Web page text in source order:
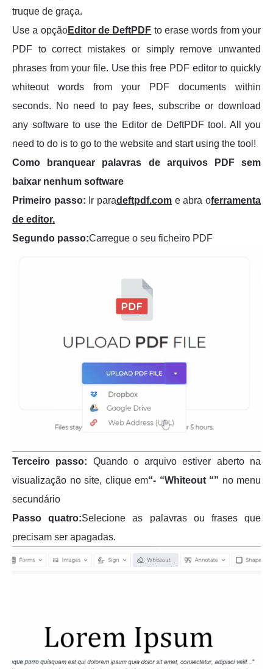
truque de graça.
Use a opçãoEditor de DeftPDF to erase words from your
PDF to correct mistakes or simply remove unwanted
phrases from your file. Use this free PDF editor to quickly
whiteout words from your PDF documents within
seconds. No need to pay fees, subscribe or download
any software to use the Editor de DeftPDF tool. All you
need to do is to go to the website and start using the tool!
Como branquear palavras de arquivos PDF sem
baixar nenhum software
Primeiro passo: Ir paradeftpdf.com e abra oferramenta
de editor.
Segundo passo:Carregue o seu ficheiro PDF
Terceiro passo: Quando o arquivo estiver aberto na
visualização no site, clique em“- “Whiteout “” no menu
secundário
Passo quatro:Selecione as palavras ou frases que
precisam ser apagadas.